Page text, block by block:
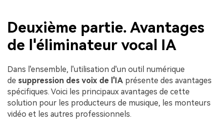
Deuxième partie. Avantages
de l'éliminateur vocal IA
Dans l'ensemble, l'utilisation d'un outil numérique
de suppression des voix de l'IA présente des avantages
spécifiques. Voici les principaux avantages de cette
solution pour les producteurs de musique, les monteurs
vidéo et les autres professionnels.